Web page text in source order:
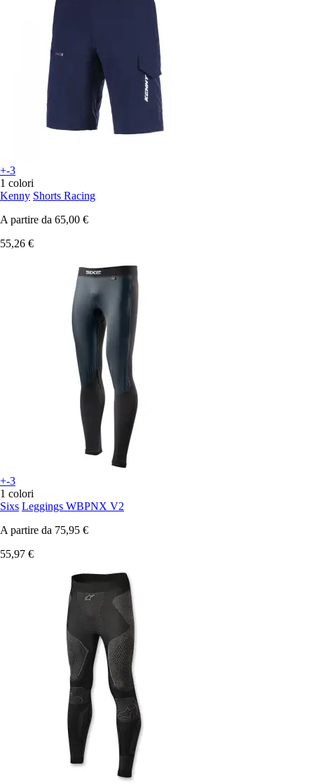
+-3
1 colori
Kenny Shorts Racing
A partire da 65,00 €
55,26 €
+-3
1 colori
Sixs Leggings WBPNX V2
A partire da 75,95 €
55,97 €